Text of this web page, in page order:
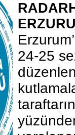
24-25